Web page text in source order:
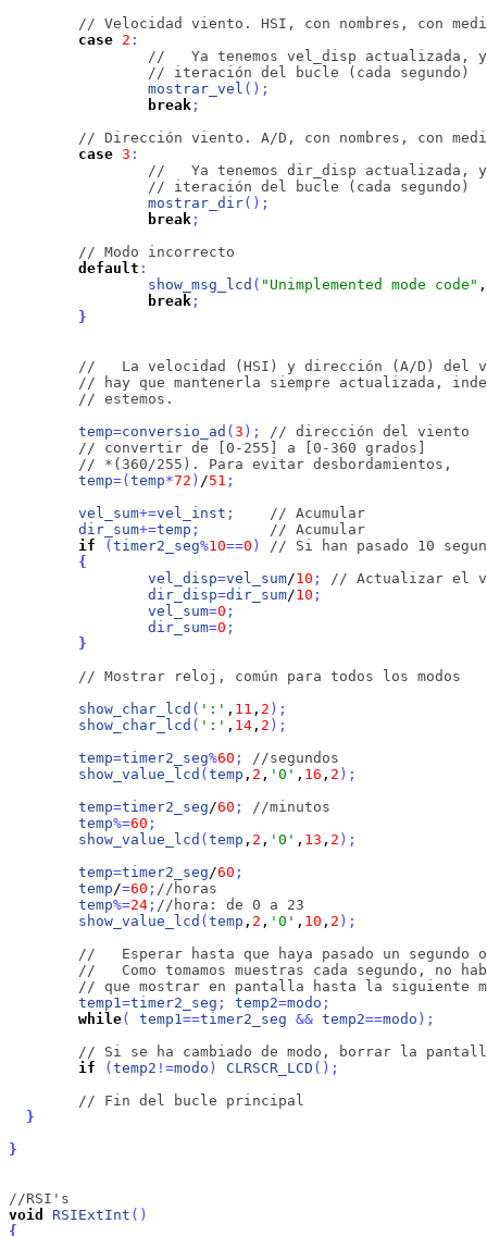
// Velocidad viento. HSI, con nombres, con
case 2 :
//   Ya tenemos vel_disp actualizada,
// iteración del bucle (cada segundo)
mostrar_vel ( ) ;
break ;
// Dirección viento. A/D, con nombres, con
case 3 :
//   Ya tenemos dir_disp actualizada,
// iteración del bucle (cada segundo)
mostrar_dir( ) ;
break ;
// Modo incorrecto
default :
show_msg_lcd ( "Unimplemented mode code" ,
break ;
}
//   La velocidad (HSI) y dirección (A/D) del
// hay que mantenerla siempre actualizada,
// estemos.
temp=conversio_ad ( 3 ) ;
// dirección del viento
// convertir de [0-255] a [0-360 grados]
// *(360/255). Para evitar desbordamientos,
temp=( temp*72 ) /51 ;
vel_sum+=vel_inst ;
// Acumular
dir_sum+=temp ;
// Acumular
if
( timer2_seg%10==0 )
// Si han pasado 10
{
vel_disp=vel_sum/10 ;
// Actualizar el
dir_disp=dir_sum/10 ;
vel_sum=0 ;
dir_sum=0 ;
}
// Mostrar reloj, común para todos los modos
show_char_lcd ( ':' , 11 , 2 ) ;
show_char_lcd ( ':' , 14 , 2 ) ;
temp=timer2_seg%60 ;
//segundos
show_value_lcd ( temp , 2 , '0' , 16 , 2 ) ;
temp=timer2_seg/60 ;
//minutos
temp%=60 ;
show_value_lcd ( temp , 2 , '0' , 13 , 2 ) ;
temp=timer2_seg/60 ;
temp/=60 ; //horas
temp%=24 ; //hora: de 0 a 23
show_value_lcd ( temp , 2 , '0' , 10 , 2 ) ;
//   Esperar hasta que haya pasado un segundo o
//   Como tomamos muestras cada segundo, no
// que mostrar en pantalla hasta la siguiente
temp1=timer2_seg ; temp2=modo ;
while( temp1==timer2_seg && temp2==modo ) ;
// Si se ha cambiado de modo, borrar la
if
( temp2 ! =modo ) CLRSCR_LCD ( ) ;
}
}
//RSI's
void
RSIExtInt ( )
{